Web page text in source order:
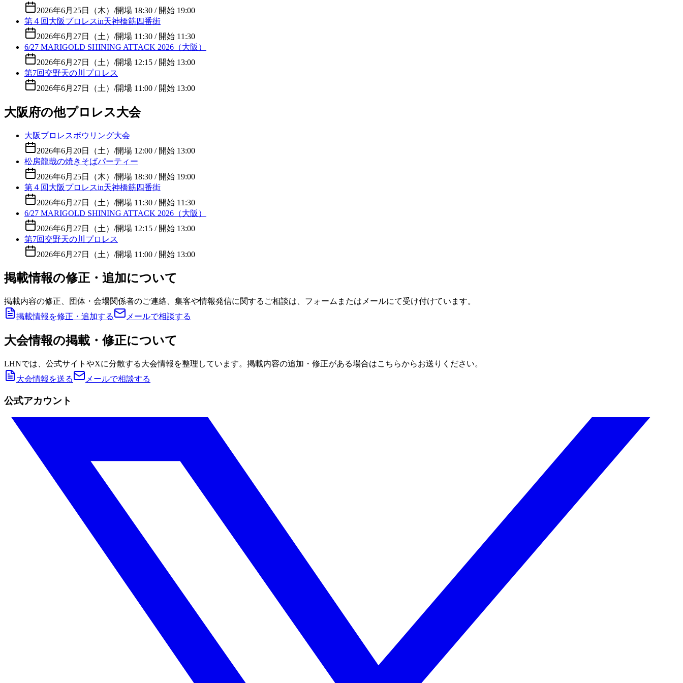
2026年6月25日（木） /開場 18:30 / 開始 19:00
第４回大阪プロレスin天神橋筋四番街
2026年6月27日（土） /開場 11:30 / 開始 11:30
6/27 MARIGOLD SHINING ATTACK 2026（大阪）
2026年6月27日（土） /開場 12:15 / 開始 13:00
第7回交野天の川プロレス
2026年6月27日（土） /開場 11:00 / 開始 13:00
大阪府の他プロレス大会
大阪プロレスボウリング大会
2026年6月20日（土） /開場 12:00 / 開始 13:00
松房龍哉の焼きそばパーティー
2026年6月25日（木） /開場 18:30 / 開始 19:00
第４回大阪プロレスin天神橋筋四番街
2026年6月27日（土） /開場 11:30 / 開始 11:30
6/27 MARIGOLD SHINING ATTACK 2026（大阪）
2026年6月27日（土） /開場 12:15 / 開始 13:00
第7回交野天の川プロレス
2026年6月27日（土） /開場 11:00 / 開始 13:00
掲載情報の修正・追加について
掲載内容の修正、団体・会場関係者のご連絡、集客や情報発信に関するご相談は、フォームまたはメールにて受け付けています。
掲載情報を修正・追加する
メールで相談する
大会情報の掲載・修正について
LHNでは、公式サイトやXに分散する大会情報を整理しています。掲載内容の追加・修正がある場合はこちらからお送りください。
大会情報を送る
メールで相談する
公式アカウント